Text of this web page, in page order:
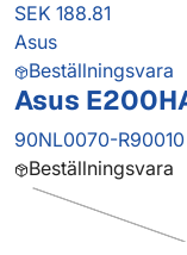
SEK 188.81
Asus
Beställningsvara
Asus
90NL0070-R90010
Beställningsvara